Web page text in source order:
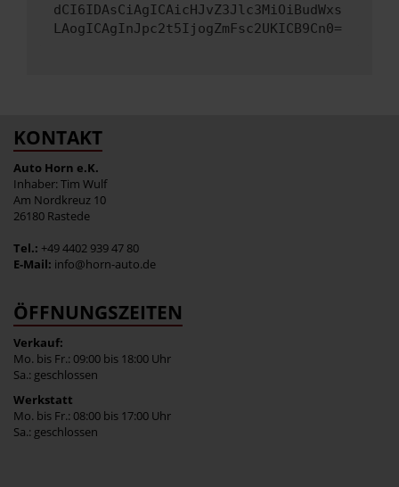
dCI6IDAsCiAgICAicHJvZ3Jlc3MiOiBudWxs
LAogICAgInJpc2t5IjogZmFsc2UKICB9Cn0=
KONTAKT
Auto Horn e.K.
Inhaber: Tim Wulf
Am Nordkreuz 10
26180 Rastede
Tel.: +49 4402 939 47 80
E-Mail: info@horn-auto.de
ÖFFNUNGSZEITEN
Verkauf:
Mo. bis Fr.: 09:00 bis 18:00 Uhr
Sa.: geschlossen
Werkstatt
Mo. bis Fr.: 08:00 bis 17:00 Uhr
Sa.: geschlossen